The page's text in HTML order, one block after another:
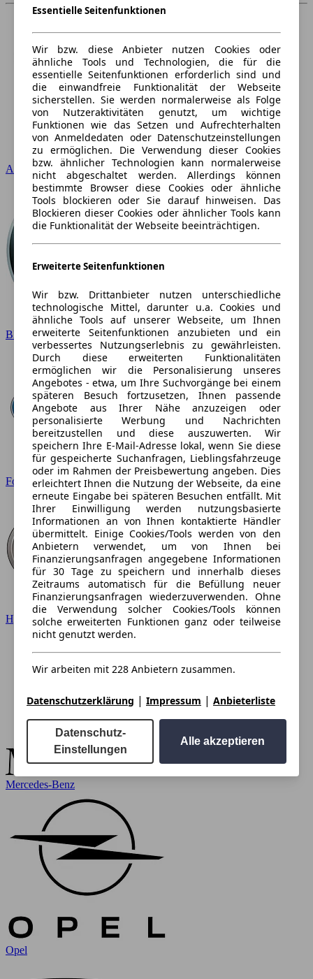
Audi
BMW
Ford
Hyundai
Mercedes-Benz
Opel
Essentielle Seitenfunktionen
Wir bzw. diese Anbieter nutzen Cookies oder
ähnliche Tools und Technologien, die für die
essentielle Seitenfunktionen erforderlich sind und
die einwandfreie Funktionalität der Webseite
sicherstellen. Sie werden normalerweise als Folge
von Nutzeraktivitäten genutzt, um wichtige
Funktionen wie das Setzen und Aufrechterhalten
von Anmeldedaten oder Datenschutzeinstellungen
zu ermöglichen. Die Verwendung dieser Cookies
bzw. ähnlicher Technologien kann normalerweise
nicht abgeschaltet werden. Allerdings können
bestimmte Browser diese Cookies oder ähnliche
Tools blockieren oder Sie darauf hinweisen. Das
Blockieren dieser Cookies oder ähnlicher Tools kann
die Funktionalität der Webseite beeinträchtigen.
Erweiterte Seitenfunktionen
Wir bzw. Drittanbieter nutzen unterschiedliche
technologische Mittel, darunter u.a. Cookies und
ähnliche Tools auf unserer Webseite, um Ihnen
erweiterte Seitenfunktionen anzubieten und ein
verbessertes Nutzungserlebnis zu gewährleisten.
Durch diese erweiterten Funktionalitäten
ermöglichen wir die Personalisierung unseres
Angebotes - etwa, um Ihre Suchvorgänge bei einem
späteren Besuch fortzusetzen, Ihnen passende
Angebote aus Ihrer Nähe anzuzeigen oder
personalisierte Werbung und Nachrichten
bereitzustellen und diese auszuwerten. Wir
speichern Ihre E-Mail-Adresse lokal, wenn Sie diese
für gespeicherte Suchanfragen, Lieblingsfahrzeuge
oder im Rahmen der Preisbewertung angeben. Dies
erleichtert Ihnen die Nutzung der Webseite, da eine
erneute Eingabe bei späteren Besuchen entfällt. Mit
Ihrer Einwilligung werden nutzungsbasierte
Informationen an von Ihnen kontaktierte Händler
übermittelt. Einige Cookies/Tools werden von den
Anbietern verwendet, um von Ihnen bei
Finanzierungsanfragen angegebene Informationen
für 30 Tage zu speichern und innerhalb dieses
Zeitraums automatisch für die Befüllung neuer
Finanzierungsanfragen wiederzuverwenden. Ohne
die Verwendung solcher Cookies/Tools können
solche erweiterten Funktionen ganz oder teilweise
nicht genutzt werden.
Wir arbeiten mit 228 Anbietern zusammen.
Datenschutzerklärung | Impressum | Anbieterliste
Datenschutz-
Einstellungen
Alle akzeptieren